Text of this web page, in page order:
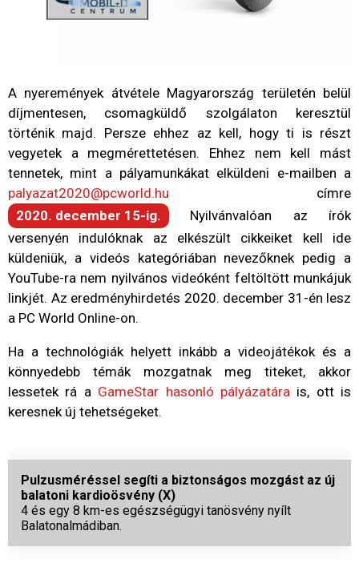
A nyeremények átvétele Magyarország területén belül
díjmentesen, csomagküldő szolgálaton keresztül
történik majd. Persze ehhez az kell, hogy ti is részt
vegyetek a megmérettetésen. Ehhez nem kell mást
tennetek, mint a pályamunkákat elküldeni e-mailben a
palyazat2020@pcworld.hu címre
2020. december 15-ig.
Nyilvánvalóan az írók
versenyén indulóknak az elkészült cikkeiket kell ide
küldeniük, a videós kategóriában nevezőknek pedig a
YouTube-ra nem nyilvános videóként feltöltött munkájuk
linkjét. Az eredményhirdetés 2020. december 31-én lesz
a PC World Online-on.
Ha a technológiák helyett inkább a videojátékok és a
könnyedebb témák mozgatnak meg titeket, akkor
lessetek rá a GameStar hasonló pályázatárais, ott is
keresnek új tehetségeket.
Pulzusméréssel segíti a biztonságos mozgást az új
balatoni kardioösvény (X)
4 és egy 8 km-es egészségügyi tanösvény nyílt
Balatonalmádiban.